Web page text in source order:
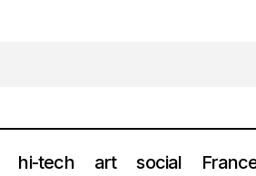
hi-tech art social